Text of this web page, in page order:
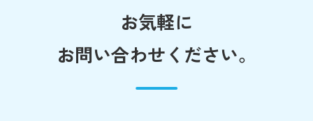
お気軽に
お問い合わせください。